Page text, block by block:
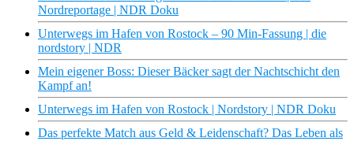
Nordreportage | NDR Doku
Unterwegs im Hafen von Rostock – 90 Min-Fassung | die
nordstory | NDR
Mein eigener Boss: Dieser Bäcker sagt der Nachtschicht den
Kampf an!
Unterwegs im Hafen von Rostock | Nordstory | NDR Doku
Das perfekte Match aus Geld & Leidenschaft? Das Leben als